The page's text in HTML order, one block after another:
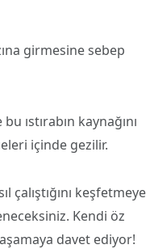
girmesine sebep
ıstırabın kaynağını
içinde gezilir.
çalıştığını keşfetmeye
Kendi öz
davet ediyor!